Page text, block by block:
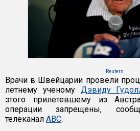
Reuters
Врачи в Швейцарии провели
летнему ученому Дэвиду
этого прилетевшему из
операции запрещены,
телеканал ABC.